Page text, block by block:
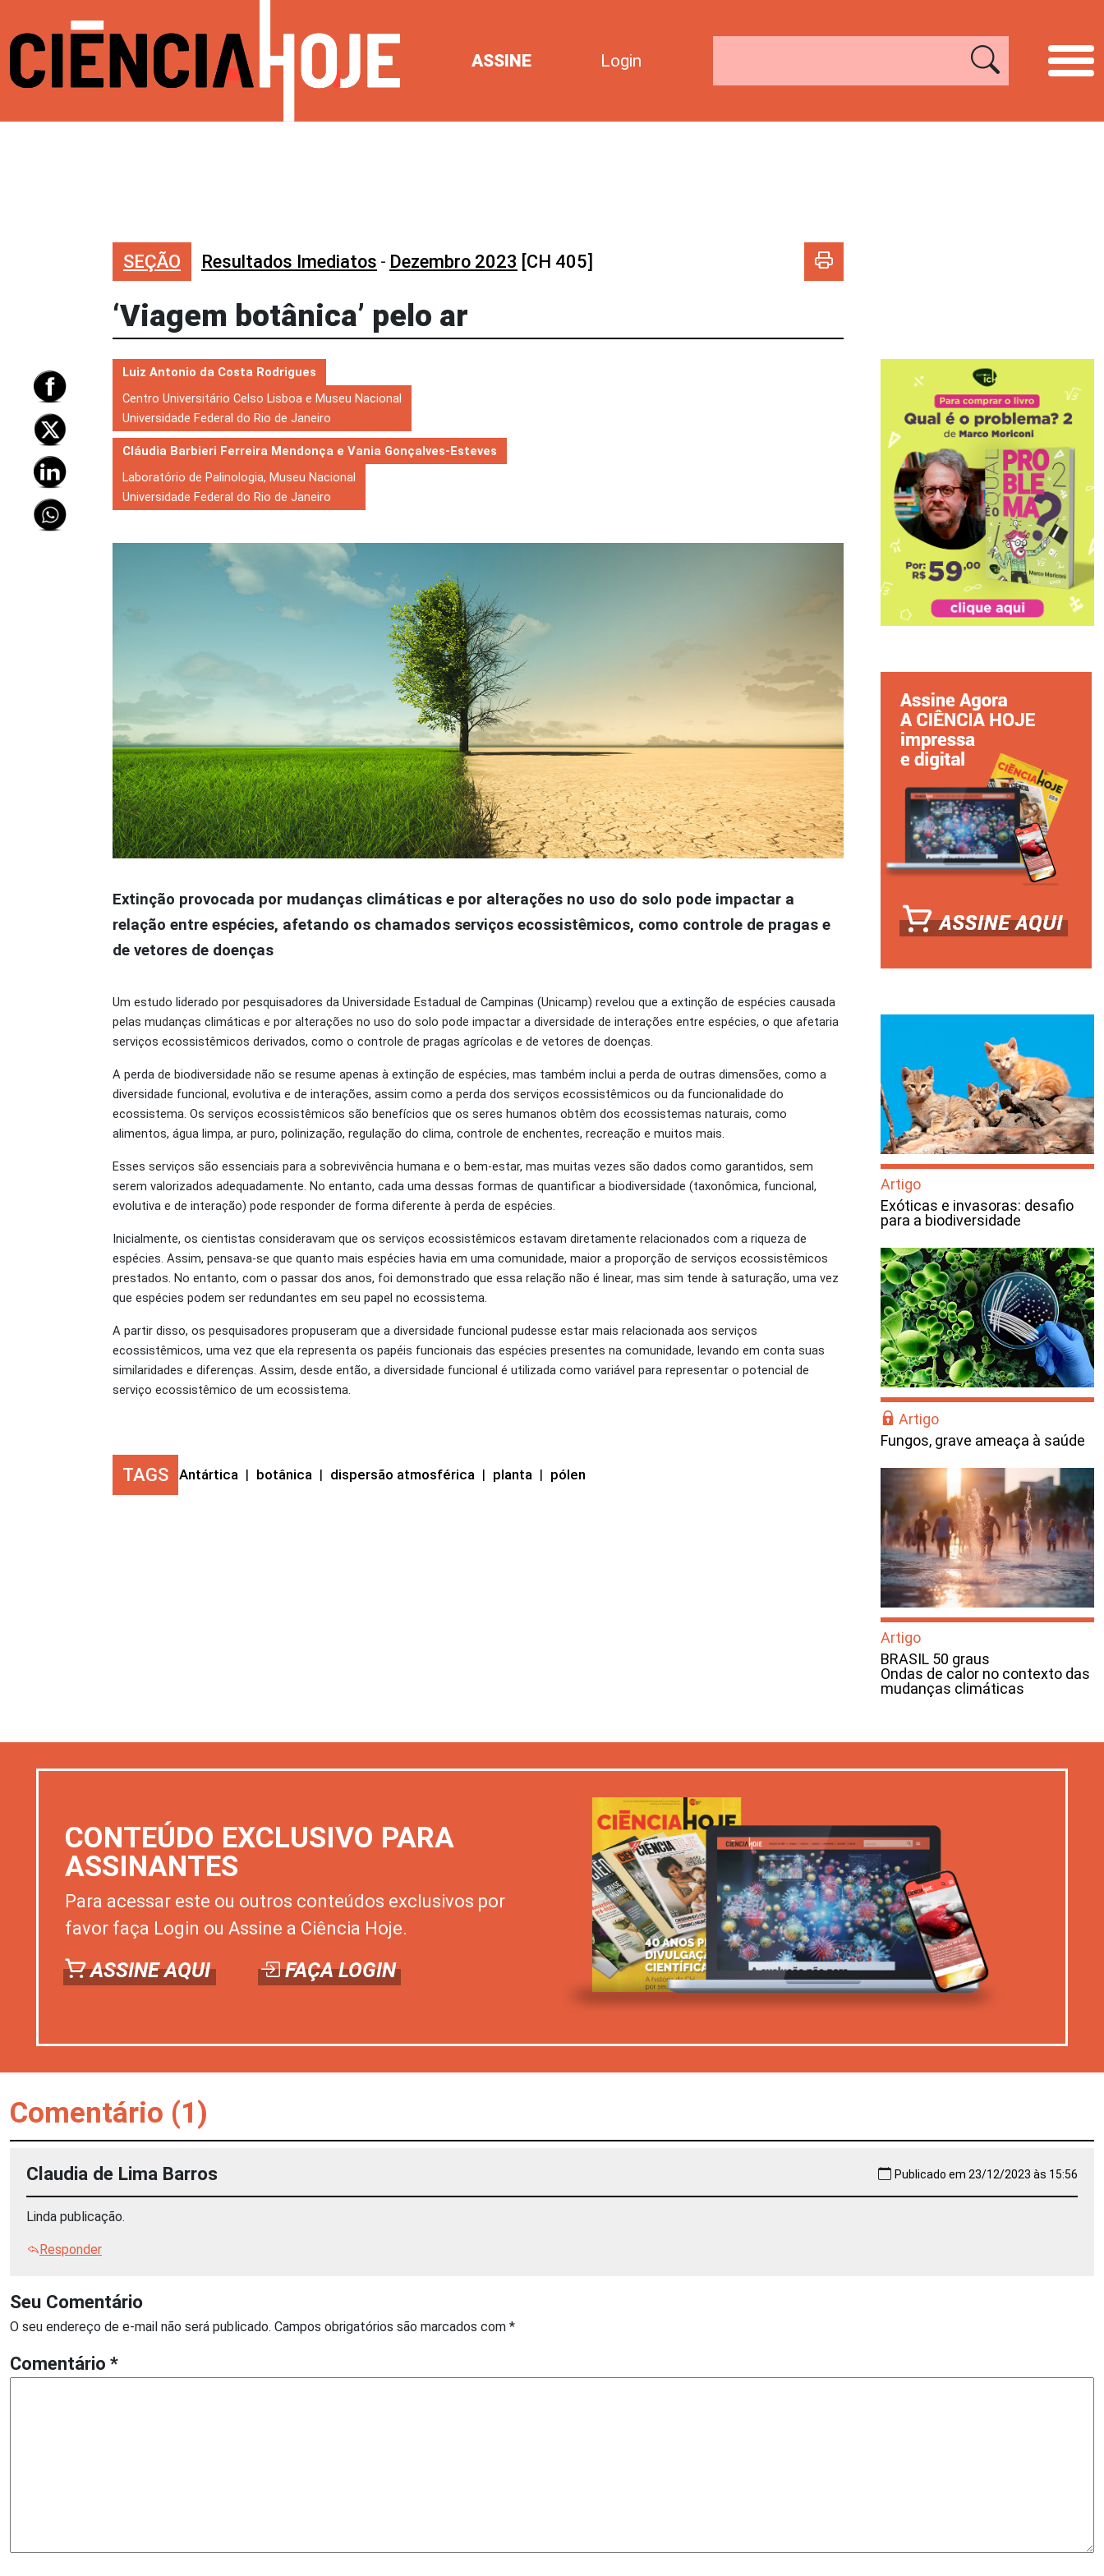
ASSINE Login
SEÇÃO Resultados Imediatos - Dezembro 2023 [CH 405]
‘Viagem botânica’ pelo ar
Luiz Antonio da Costa Rodrigues
Centro Universitário Celso Lisboa e Museu Nacional
Universidade Federal do Rio de Janeiro
Cláudia Barbieri Ferreira Mendonça e Vania Gonçalves-Esteves
Laboratório de Palinologia, Museu Nacional
Universidade Federal do Rio de Janeiro
Extinção provocada por mudanças climáticas e por alterações no uso do solo pode impactar a
relação entre espécies, afetando os chamados serviços ecossistêmicos, como controle de pragas e
de vetores de doenças
Um estudo liderado por pesquisadores da Universidade Estadual de Campinas (Unicamp) revelou que a extinção de espécies causada
pelas mudanças climáticas e por alterações no uso do solo pode impactar a diversidade de interações entre espécies, o que afetaria
serviços ecossistêmicos derivados, como o controle de pragas agrícolas e de vetores de doenças.
A perda de biodiversidade não se resume apenas à extinção de espécies, mas também inclui a perda de outras dimensões, como a
diversidade funcional, evolutiva e de interações, assim como a perda dos serviços ecossistêmicos ou da funcionalidade do
ecossistema. Os serviços ecossistêmicos são benefícios que os seres humanos obtêm dos ecossistemas naturais, como
alimentos, água limpa, ar puro, polinização, regulação do clima, controle de enchentes, recreação e muitos mais.
Esses serviços são essenciais para a sobrevivência humana e o bem-estar, mas muitas vezes são dados como garantidos, sem
serem valorizados adequadamente. No entanto, cada uma dessas formas de quantificar a biodiversidade (taxonômica, funcional,
evolutiva e de interação) pode responder de forma diferente à perda de espécies.
Inicialmente, os cientistas consideravam que os serviços ecossistêmicos estavam diretamente relacionados com a riqueza de
espécies. Assim, pensava-se que quanto mais espécies havia em uma comunidade, maior a proporção de serviços ecossistêmicos
prestados. No entanto, com o passar dos anos, foi demonstrado que essa relação não é linear, mas sim tende à saturação, uma vez
que espécies podem ser redundantes em seu papel no ecossistema.
A partir disso, os pesquisadores propuseram que a diversidade funcional pudesse estar mais relacionada aos serviços
ecossistêmicos, uma vez que ela representa os papéis funcionais das espécies presentes na comunidade, levando em conta suas
similaridades e diferenças. Assim, desde então, a diversidade funcional é utilizada como variável para representar o potencial de
serviço ecossistêmico de um ecossistema.
TAGS Antártica | botânica | dispersão atmosférica | planta | pólen
Artigo
Exóticas e invasoras: desafio
para a biodiversidade
Artigo
Fungos, grave ameaça à saúde
Artigo
BRASIL 50 graus
Ondas de calor no contexto das
mudanças climáticas
CONTEÚDO EXCLUSIVO PARA
ASSINANTES
Para acessar este ou outros conteúdos exclusivos por
favor faça Login ou Assine a Ciência Hoje.
ASSINE AQUI FAÇA LOGIN
Comentário (1)
Claudia de Lima Barros Publicado em 23/12/2023 às 15:56
Linda publicação.
Responder
Seu Comentário
O seu endereço de e-mail não será publicado. Campos obrigatórios são marcados com *
Comentário *